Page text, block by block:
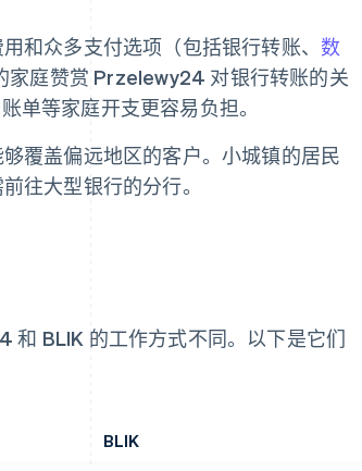
和众多支付选项（包括银行转账、 数
家庭赞赏 Przelewy24 对银行转账的关
单等家庭开支更容易负担。
覆盖偏远地区的客户。小城镇的居民
往大型银行的分行。
BLIK 的工作方式不同。以下是它们
BLIK